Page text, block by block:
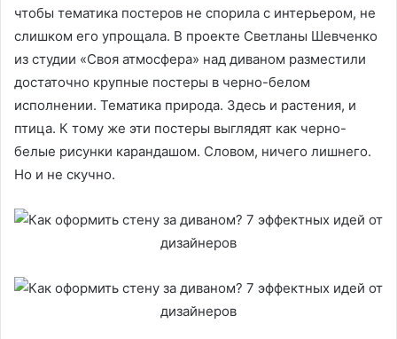
чтобы тематика постеров не спорила с интерьером, не
слишком его упрощала. В проекте Светланы Шевченко
из студии «Своя атмосфера» над диваном разместили
достаточно крупные постеры в черно-белом
исполнении. Тематика природа. Здесь и растения, и
птица. К тому же эти постеры выглядят как черно-
белые рисунки карандашом. Словом, ничего лишнего.
Но и не скучно.